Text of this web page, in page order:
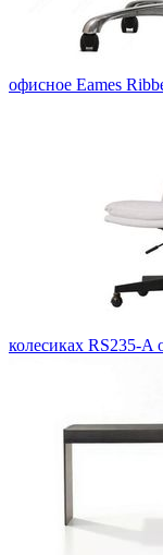
офисное Eames
колесиках RS235-A